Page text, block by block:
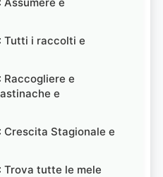
Tutti i raccolti e
Raccogliere e
e
Crescita Stagionale e
Trova tutte le mele